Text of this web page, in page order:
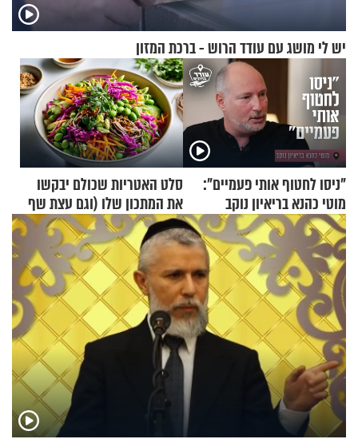
יש לי מושג עם עודד הרוש - ברכת המזון
"ניסו לחטוף אותי פעמיים":
מוטי כהנא בריאיון נוקב
סלט האטריות שכולם יבקשו
את המתכון שלו (וגם עצת שף
להגשת הרוטב)